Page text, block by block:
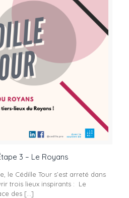
3 – Le Royans
le Cédille Tour s’est arreté dans
trois lieux inspirants : Le
des[…]